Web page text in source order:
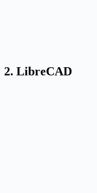
2. LibreCAD